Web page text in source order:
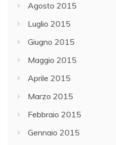
Agosto 2015
Luglio 2015
Giugno 2015
Maggio 2015
Aprile 2015
Marzo 2015
Febbraio 2015
Gennaio 2015